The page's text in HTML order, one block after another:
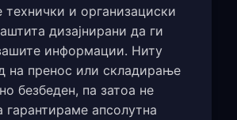
и организациски
дизајнирани да ги
информации. Ниту
на пренос или складирање
безбеден, па затоа не
апсолутна